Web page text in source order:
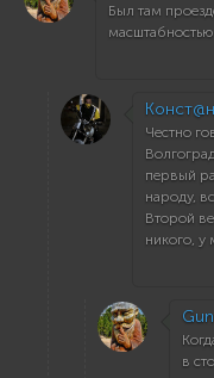
Был там
Честно
первый
народу,
Второй
никого, у
в